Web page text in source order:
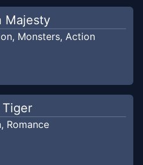
Majesty
, Monsters, Action
, Romance